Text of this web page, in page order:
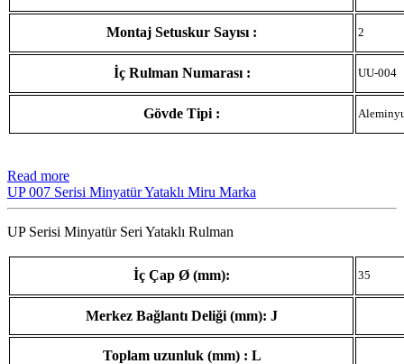
Montaj Setuskur Sayısı : 2
İç Rulman Numarası : UU-004
Gövde Tipi :
Read more
UP 007 Serisi Minyatür Yataklı Miru Marka
UP Serisi Minyatür Seri Yataklı Rulman
İç Çap Ø (mm): 35
Merkez Bağlantı Deliği (mm): J
Toplam uzunluk (mm) : L